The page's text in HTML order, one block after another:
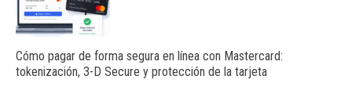
Cómo pagar de forma segura en línea con Mastercard:
tokenización, 3-D Secure y protección de la tarjeta